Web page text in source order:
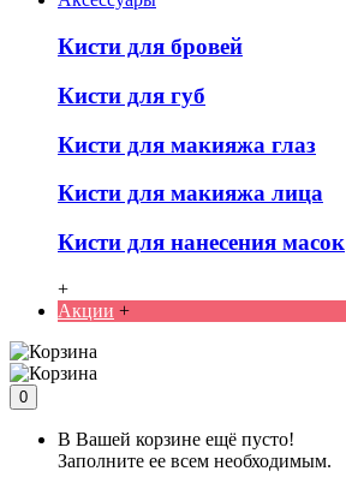
Кисти для бровей
Кисти для губ
Кисти для макияжа глаз
Кисти для макияжа лица
Кисти для нанесения масок
+
Акции +
0
В Вашей корзине ещё пусто!
Заполните ее всем необходимым.